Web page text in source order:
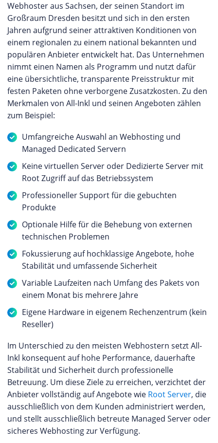
Webhoster aus Sachsen, der seinen Standort im
Großraum Dresden besitzt und sich in den ersten
Jahren aufgrund seiner attraktiven Konditionen von
einem regionalen zu einem national bekannten und
populären Anbieter entwickelt hat. Das Unternehmen
nimmt einen Namen als Programm und nutzt dafür
eine übersichtliche, transparente Preisstruktur mit
festen Paketen ohne verborgene Zusatzkosten. Zu den
Merkmalen von All-Inkl und seinen Angeboten zählen
zum Beispiel:
Umfangreiche Auswahl an Webhosting und
Managed Dedicated Servern
Keine virtuellen Server oder Dedizierte Server mit
Root Zugriff auf das Betriebssystem
Professioneller Support für die gebuchten
Produkte
Optionale Hilfe für die Behebung von externen
technischen Problemen
Fokussierung auf hochklassige Angebote, hohe
Stabilität und umfassende Sicherheit
Variable Laufzeiten nach Umfang des Pakets von
einem Monat bis mehrere Jahre
Eigene Hardware in eigenem Rechenzentrum (kein
Reseller)
Im Unterschied zu den meisten Webhostern setzt All-
Inkl konsequent auf hohe Performance, dauerhafte
Stabilität und Sicherheit durch professionelle
Betreuung. Um diese Ziele zu erreichen, verzichtet der
Anbieter vollständig auf Angebote wie Root Server, die
ausschließlich von dem Kunden administriert werden,
und stellt ausschließlich betreute Managed Server oder
sicheres Webhosting zur Verfügung.